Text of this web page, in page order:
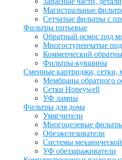
Магистральные
Сетчатые фильтры с
Фильтры питьевые
Обратный осмос под
Многоступенчатые
Коммерческий
Фильтры-кувшины
Сменные картриджи, сетки,
Мембраны обратного
Сетки Honeywell
УФ лампы
Фильтры для дома
Умягчители
Многоцелевые
Обезжелезиватели
Системы
УФ обеззараживатели